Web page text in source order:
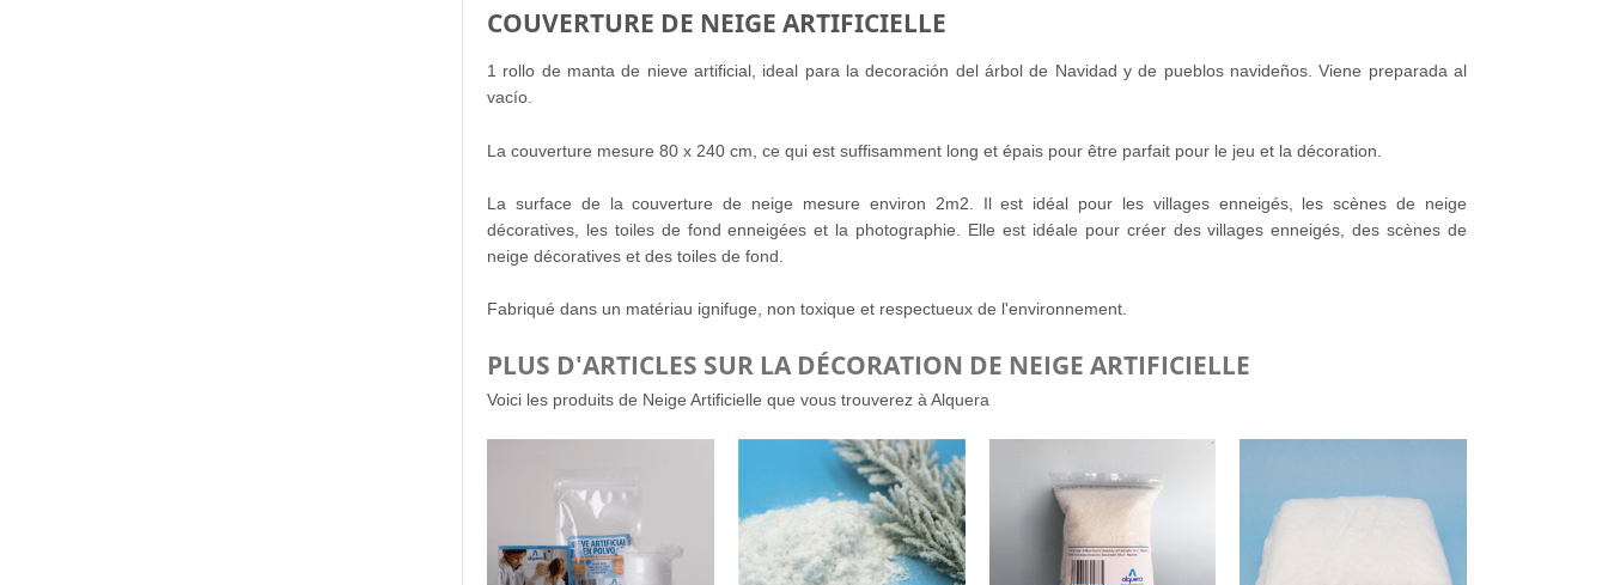
COUVERTURE DE NEIGE ARTIFICIELLE
1 rollo de manta de nieve artificial, ideal para la decoración del árbol de Navidad y de pueblos navideños. Viene preparada al
vacío.
La couverture mesure 80 x 240 cm, ce qui est suffisamment long et épais pour être parfait pour le jeu et la décoration.
La surface de la couverture de neige mesure environ 2m2. Il est idéal pour les villages enneigés, les scènes de neige
décoratives, les toiles de fond enneigées et la photographie. Elle est idéale pour créer des villages enneigés, des scènes de
neige décoratives et des toiles de fond.
Fabriqué dans un matériau ignifuge, non toxique et respectueux de l'environnement.
PLUS D'ARTICLES SUR LA DÉCORATION DE NEIGE ARTIFICIELLE
Voici les produits de Neige Artificielle que vous trouverez à Alquera